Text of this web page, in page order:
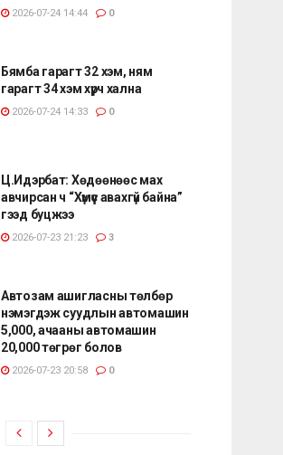
2026-07-24 14:44 0
Бямба гарагт 32 хэм, ням
гарагт 34 хэм хүрч хална
2026-07-24 14:33 0
Ц.Идэрбат: Хөдөөнөөс мах
авчирсан ч “Хүмүүс авахгүй байна”
гээд буцжээ
2026-07-23 21:23 3
Автозам ашигласны төлбөр
нэмэгдэж суудлын автомашин
5,000, ачааны автомашин
20,000 төгрөг болов
2026-07-23 20:58 0